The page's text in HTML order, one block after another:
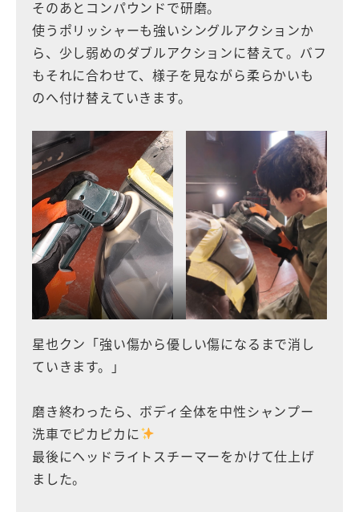
そのあとコンパウンドで研磨。
使うポリッシャーも強いシングルアクションか
ら、少し弱めのダブルアクションに替えて。バフ
もそれに合わせて、様子を見ながら柔らかいも
のへ付け替えていきます。
星也クン「強い傷から優しい傷になるまで消し
ていきます。」
磨き終わったら、ボディ全体を中性シャンプー
洗車でピカピカに
最後にヘッドライトスチーマーをかけて仕上げ
ました。